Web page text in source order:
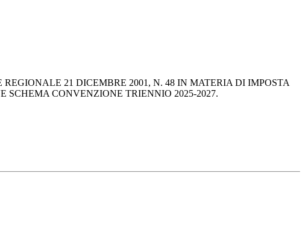
21 DICEMBRE 2001, N. 48 IN MATERIA DI IMPOSTA
CONVENZIONE TRIENNIO 2025-2027.